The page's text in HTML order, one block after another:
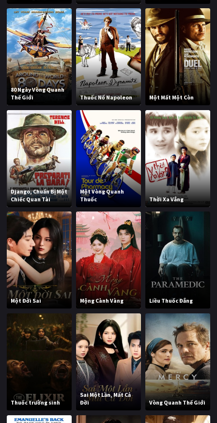
80 Ngày Vòng Quanh
Thế Giới
Thuốc Nổ Napoleon Một Mất Một Còn
Django, Chuẩn Bị Một
Chiếc Quan Tài
Một Vòng Quanh
Thuốc
Thời Xa Vắng
Một Đời Sai Mộng Cành Vàng Liều Thuốc Đắng
Thuốc trường sinh
Sai Một Lần, Mất Cả
Đời
Vòng Quanh Thế Giới